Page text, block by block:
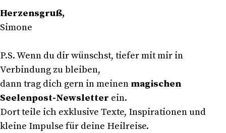
Herzensgruß,
Simone
P.S. Wenn du dir wünschst, tiefer mit mir in
Verbindung zu bleiben,
dann trag dich gern in meinenmagischen
Seelenpost-Newsletter ein.
Dort teile ich exklusive Texte, Inspirationen und
kleine Impulse für deine Heilreise.